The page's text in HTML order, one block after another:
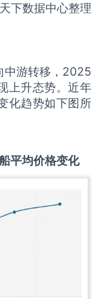
下数据中心整理
中游转移，2025
上升态势。近年
化趋势如下图所
平均价格变化